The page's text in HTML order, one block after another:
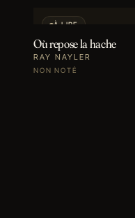
À LIRE
Où repose la hache
RAY NAYLER
NON NOTÉ